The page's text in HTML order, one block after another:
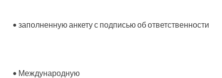
• заполненную анкету с подписью об ответственности
• Международную